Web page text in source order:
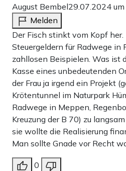
August Bembel29.07.2024
Melden
Der Fisch stinkt vom Kopf her.
Steuergeldern für Radwege in
zahllosen Beispielen. Was ist
Kasse eines unbedeutenden
der Frau ja irgend ein Projekt
Krötentunnel im Naturpark
Radwege in Meppen,
Kreuzung der B 70) zu
sie wollte die Realisierung
Man sollte Gnade vor Recht
0